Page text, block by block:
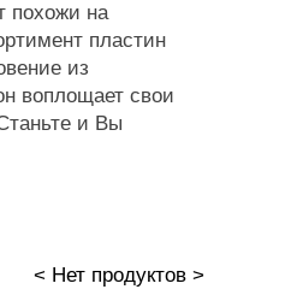
похожи на
пластин
из
воплощает свои
и Вы
< Нет продуктов >